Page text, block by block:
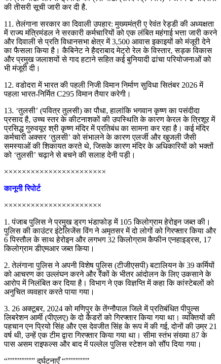
की तीसरी सूची जारी कर दी है.
11. तेलंगाना सरकार का दिवाली उपहार: मुख्यमंत्री ए रेवंत रेड्डी की अध्यक्षता
में राज्य मंत्रिमंडल ने सरकारी कर्मचारियों को एक लंबित महंगाई भत्ता जारी करने
और दिवाली से प्रति विधानसभा क्षेत्र में 3,500 आवास इकाइयों को मंजूरी देने
का फैसला किया है। कैबिनेट ने हैदराबाद मेट्रो रेल के विस्तार, सड़क विकास
और प्रमुख जलाशयों से गाद हटाने सहित कई बुनियादी ढांचा परियोजनाओं को
भी मंजूरी दी।
12. वडोदरा में भारत की पहली निजी विमान निर्माण सुविधा सितंबर 2026 में
पहला भारत-निर्मित C295 विमान तैयार करेगी।
13. ‘तुलसी’ (पवित्र तुलसी) का पौधा, हालांकि भगवान कृष्ण का पसंदीदा
प्रसाद है, उच्च स्तर के कीटनाशकों की उपस्थिति के कारण केरल के त्रिशूर में
प्रसिद्ध गुरुवयूर श्री कृष्ण मंदिर में प्रतिबंध का सामना कर रहा है। कई मंदिर
कर्मचारी अक्सर ‘तुलसी’ को संभालने के कारण एलर्जी और खुजली जैसी
समस्याओं की शिकायत करते थे, जिसके कारण मंदिर के अधिकारियों को भक्तों
को ‘तुलसी’ चढ़ाने से बचने की सलाह देनी पड़ी।
×××××××××××××××××××××××
कानूनी रिपोर्ट
××××××××××××××××××××××
1. पंजाब पुलिस ने प्रमुख ड्रग भंडाफोड़ में 105 किलोग्राम हेरोइन जब्त की।
पुलिस की काउंटर इंटेलिजेंस विंग ने अमृतसर में दो लोगों को गिरफ्तार किया और
6 पिस्तौल के साथ हेरोइन और लगभग 32 किलोग्राम कैफीन एनहाइड्रस, 17
किलोग्राम डीएमआर जब्त किया।
2. तेलंगाना पुलिस ने अपनी विशेष पुलिस (टीजीएसपी) बटालियन के 39 कर्मियों
को आचरण का उल्लंघन करने और रैंकों के भीतर आंदोलन के लिए उकसाने के
आरोप में निलंबित कर दिया है। विभाग ने एक विज्ञप्ति में कहा कि कांस्टेबलों को
अनुचित व्यवहार करते पाया गया।
3. 26 अक्टूबर, 2024 को मणिपुर के तेंग्नौपाल जिले में प्रतिबंधित पीपुल्स
लिबरेशन आर्मी (पीएलए) के दो कैडरों को गिरफ्तार किया गया था। व्यक्तियों की
पहचान एन प्रियो सिंह और एस देवजीत सिंह के रूप में की गई, दोनों की उम्र 21
वर्ष थी, उन्हें एक टीम द्वारा गिरफ्तार किया गया था। सीमा स्तंभ संख्या 87 के
पास असम राइफल्स और बाद में पल्लेल पुलिस स्टेशन को सौंप दिया गया।
“”””””””” दुर्घटनाएँ “”””””””